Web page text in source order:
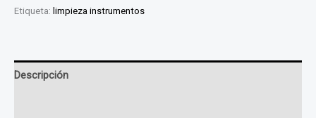
Etiqueta: limpieza instrumentos
Descripción